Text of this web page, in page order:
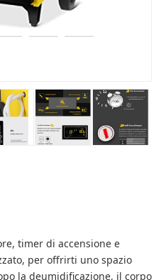
timer di accensione e
per offrirti uno spazio
la deumidificazione, il corpo